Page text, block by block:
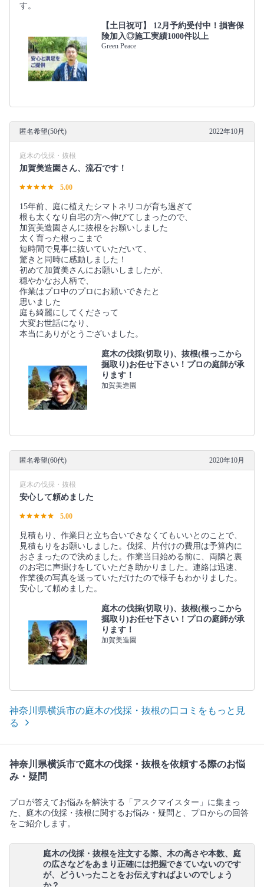
す。
【土日祝可】 12月予約受付中！損害保
険加入◎施工実績1000件以上
Green Peace
匿名希望(50代) 2022年10月
庭木の伐採・抜根
加賀美造園さん、流石です！
5.00
15年前、庭に植えたシマトネリコが育ち過ぎて
根も太くなり自宅の方へ伸びてしまったので、
加賀美造園さんに抜根をお願いしました
太く育った根っこまで
短時間で見事に抜いていただいて、
驚きと同時に感動しました！
初めて加賀美さんにお願いしましたが、
穏やかなお人柄で、
作業はプロ中のプロにお願いできたと
思いました
庭も綺麗にしてくださって
大変お世話になり、
本当にありがとうございました。
庭木の伐採(切取り)、抜根(根っこから
掘取り)お任せ下さい！プロの庭師が承
ります！
加賀美造園
匿名希望(60代) 2020年10月
庭木の伐採・抜根
安心して頼めました
5.00
見積もり、作業日と立ち合いできなくてもいいとのことで、
見積もりをお願いしました。伐採、片付けの費用は予算内に
おさまったので決めました。作業当日始める前に、両隣と裏
のお宅に声掛けをしていただき助かりました。連絡は迅速、
作業後の写真を送っていただけたので様子もわかりました。
安心して頼めました。
庭木の伐採(切取り)、抜根(根っこから
掘取り)お任せ下さい！プロの庭師が承
ります！
加賀美造園
神奈川県横浜市の庭木の伐採・抜根の口コミをもっと見
る
神奈川県横浜市で庭木の伐採・抜根を依頼する際のお悩
み・疑問
プロが答えてお悩みを解決する「アスクマイスター」に集まっ
た、庭木の伐採・抜根に関するお悩み・疑問と、プロからの回答
をご紹介します。
庭木の伐採・抜根を注文する際、木の高さや本数、庭
の広さなどをあまり正確には把握できていないのです
が、どういったことをお伝えすればよいのでしょう